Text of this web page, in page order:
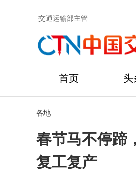
交通运输部主管
首页 头
各地
春节马不停蹄
复工复产